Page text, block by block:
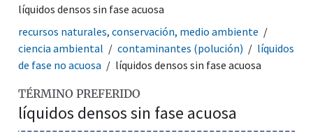
líquidos densos sin fase acuosa
recursos naturales, conservación, medio ambiente
ciencia ambiental
contaminantes (polución)
líquidos
de fase no acuosa
líquidos densos sin fase acuosa
TÉRMINO PREFERIDO
líquidos densos sin fase acuosa